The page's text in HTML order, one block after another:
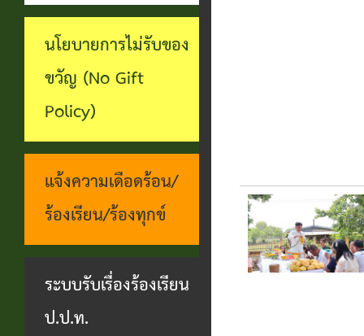
เว็บไซต์
นโยบายการไม่รับของ
ขวัญ (No Gift
Policy)
แจ้งความเดือดร้อน/
ร้องเรียน/ร้องทุกข์
ระบบรับเรื่องร้องเรียน
ป.ป.ท.